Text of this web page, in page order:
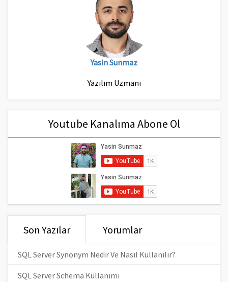
Yasin Sunmaz
Yazılım Uzmanı
Youtube Kanalıma Abone Ol
Son Yazılar Yorumlar
SQL Server Synonym Nedir Ve Nasıl Kullanılır?
SQL Server Schema Kullanımı